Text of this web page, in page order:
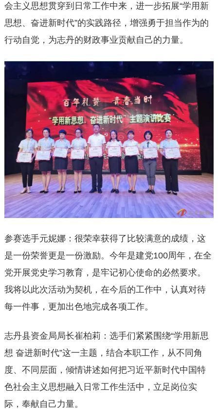
会主义思想贯穿到日常工作中来，进一步拓展“学用新
思想、奋进新时代”的实践路径，增强勇于担当作为的
行动自觉，为志丹的财政事业贡献自己的力量。
参赛选手元妮娜：很荣幸获得了比较满意的成绩，这
是一份荣誉更是一份激励。今年是建党100周年，在全
党开展党史学习教育，是牢记初心使命的必然要求。
我将以此次活动为契机，在今后的工作中，认真对待
每一件事，更加出色地完成各项工作。
志丹县资金局局长崔柏莉：选手们紧紧围绕“学用新思
想 奋进新时代”这一主题，结合本职工作，从不同角
度、不同层面，倾情讲述如何把习近平新时代中国特
色社会主义思想融入日常工作生活中，立足岗位实
际，奉献自己力量。